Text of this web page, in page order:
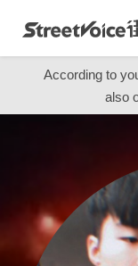
According to
also